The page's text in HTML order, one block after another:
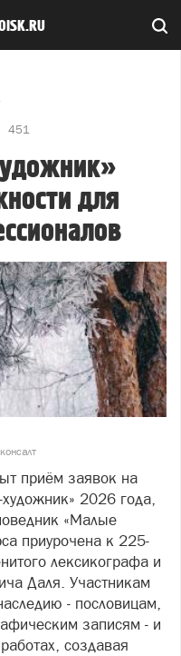
451
для
приём заявок на
2026 года,
«Малые
приурочена к 225-
лексикографа и
Даля. Участникам
- пословицам,
записям - и
создавая